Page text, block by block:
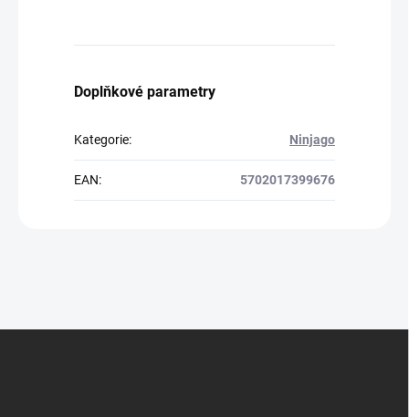
Doplňkové parametry
Kategorie: Ninjago
EAN: 5702017399676